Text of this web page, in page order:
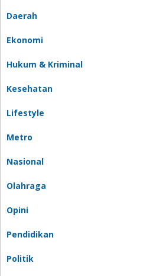
Daerah
Ekonomi
Hukum & Kriminal
Kesehatan
Lifestyle
Metro
Nasional
Olahraga
Opini
Pendidikan
Politik